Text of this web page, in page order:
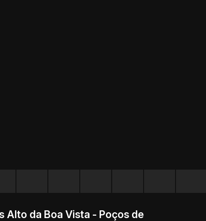
Alto da Boa Vista - Poços de